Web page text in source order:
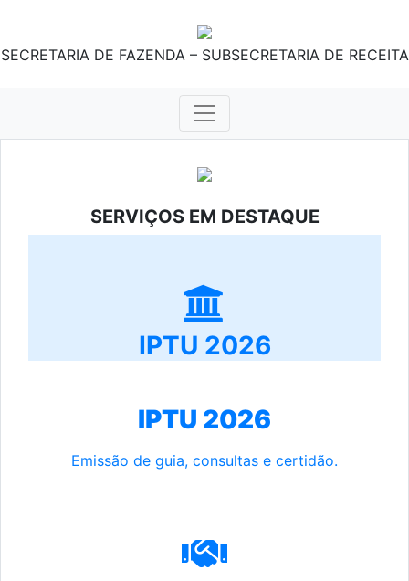
SECRETARIA DE FAZENDA – SUBSECRETARIA DE RECEITA
SERVIÇOS EM DESTAQUE
IPTU 2026
IPTU 2026
Emissão de guia, consultas e certidão.